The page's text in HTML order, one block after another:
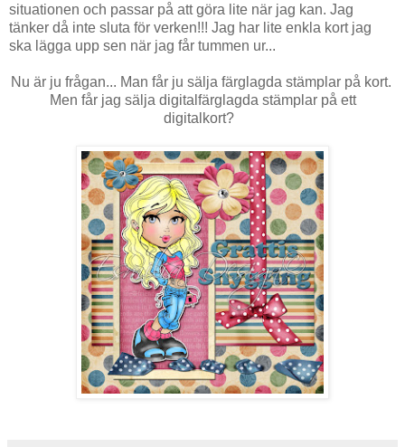
situationen och passar på att göra lite när jag kan. Jag
tänker då inte sluta för verken!!! Jag har lite enkla kort jag
ska lägga upp sen när jag får tummen ur...
Nu är ju frågan... Man får ju sälja färglagda stämplar på kort.
Men får jag sälja digitalfärglagda stämplar på ett
digitalkort?